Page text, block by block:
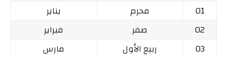
01
محرم
يناير
02
صفر
فبراير
03
ربيع الأول
مارس